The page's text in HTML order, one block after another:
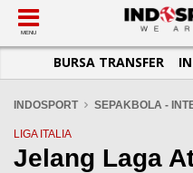
SUB-MENU
SEPAKBOLA
LIGA INGGRIS
SUB-MENU
SPORTAINMENT
SUB-MENU
OTOMOTIF
OTOMANIA
SUB-MENU
BASKET
FUTSAL
SUB-MENU
JADWAL
SUB-MENU
TOPIK HARI INI
INFOGRAFIS
MENU
BURSA TRANSFER
INDOSPORT SEPAKBOLA -
LIGA ITALIA
Jelang Laga